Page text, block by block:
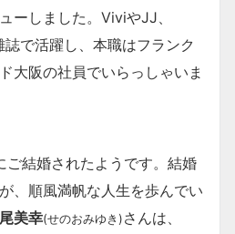
ーしました。ViviやJJ、
で活躍し、本職はフランク
大阪の社員でいらっしゃいま
結婚されたようです。結婚
、順風満帆な人生を歩んでい
美幸(せのおみゆき)さんは、